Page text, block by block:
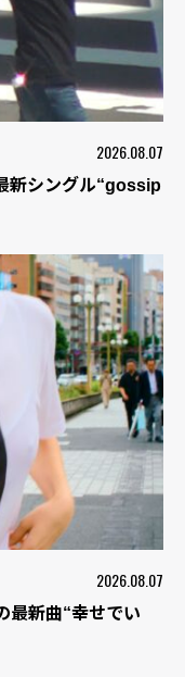
2026.08.07
新シングル“gossip
2026.08.07
最新曲“幸せでい